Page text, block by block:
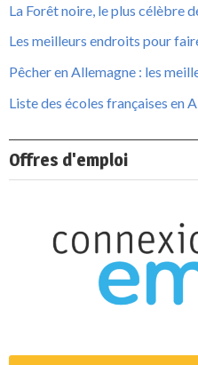
La Forêt noire, le plus célèbre
Les meilleurs endroits pour
Pêcher en Allemagne : les
Liste des écoles françaises en
Offres d'emploi